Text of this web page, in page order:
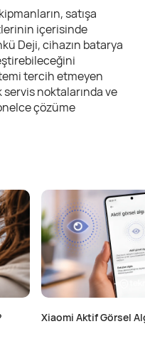
satışa
içerisinde
Deji, cihazın batarya
tercih etmeyen
noktalarında ve
çözüme
Xiaomi Aktif Görsel